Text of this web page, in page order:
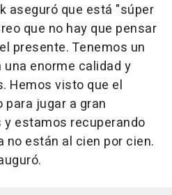
aseguró que está "súper
que no hay que pensar
presente. Tenemos un
enorme calidad y
Hemos visto que el
para jugar a gran
estamos recuperando
no están al cien por cien.